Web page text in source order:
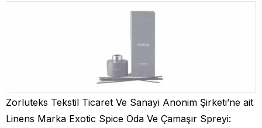
Zorluteks Tekstil Ticaret Ve Sanayi Anonim Şirketi’ne ait
Linens Marka Exotic Spice Oda Ve Çamaşır Spreyi: